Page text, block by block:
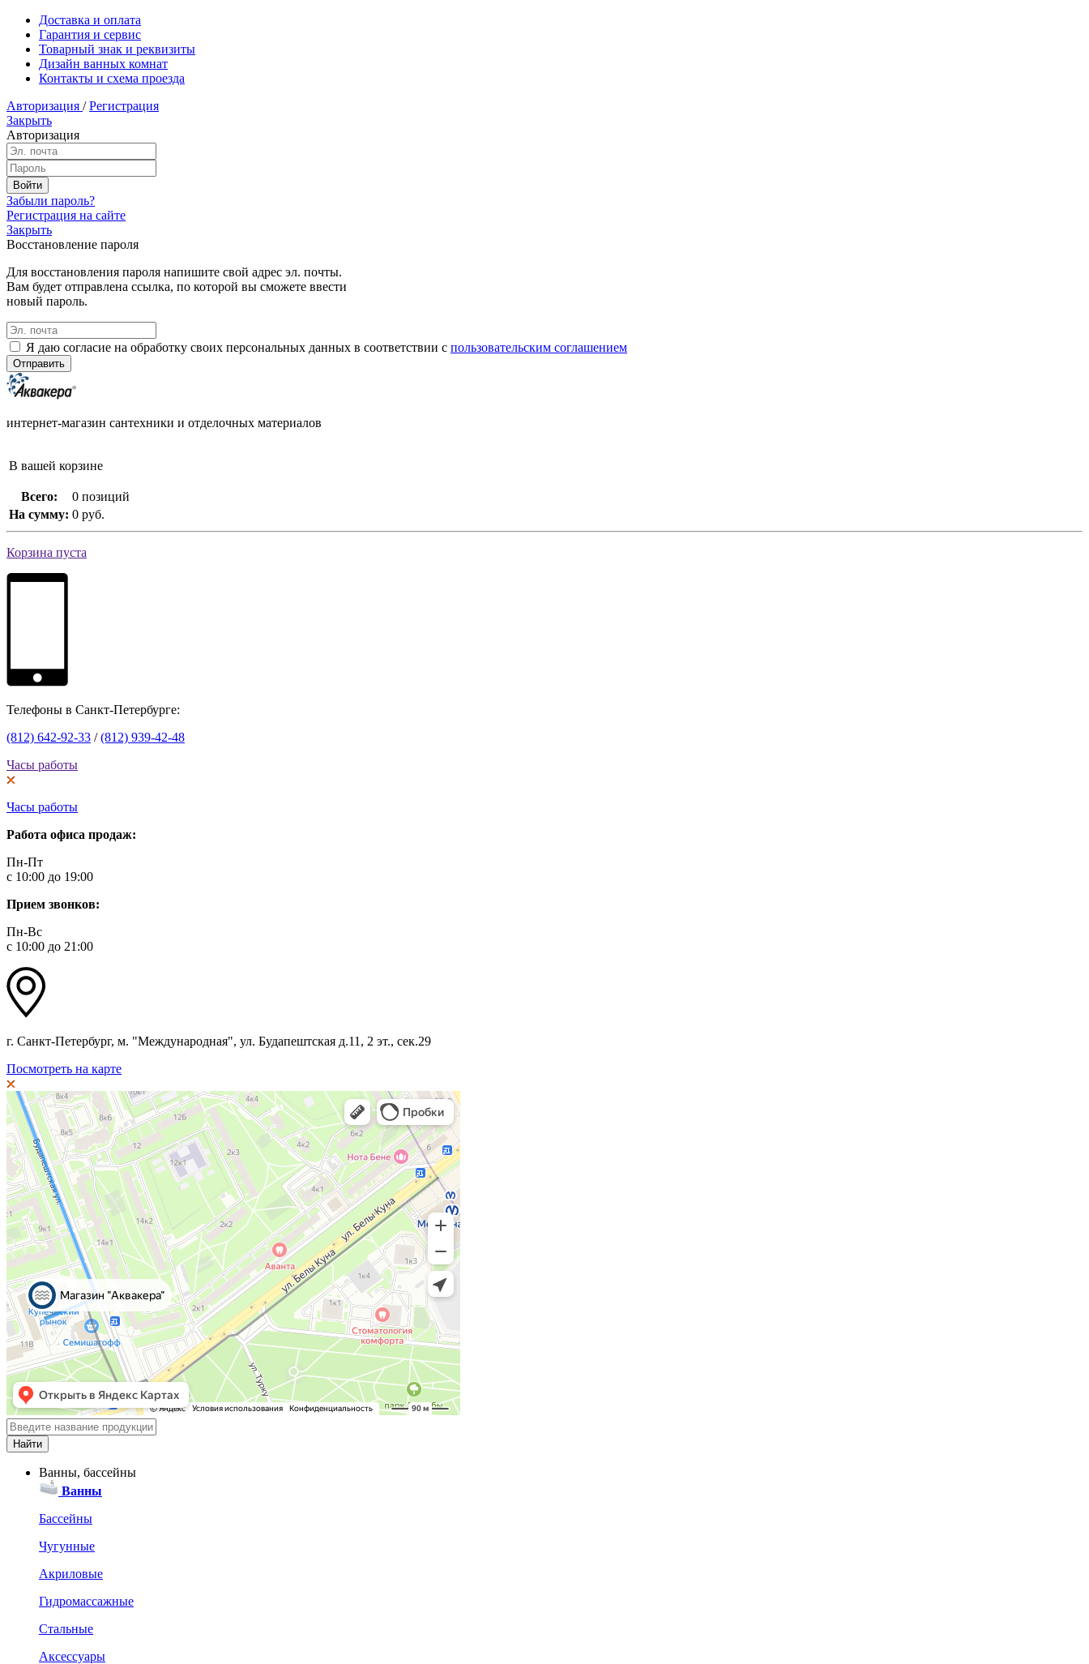
Доставка и оплата
Гарантия и сервис
Товарный знак и реквизиты
Дизайн ванных комнат
Контакты и схема проезда
Авторизация / Регистрация
Закрыть
Авторизация
Забыли пароль?
Регистрация на сайте
Закрыть
Восстановление пароля
Для восстановления пароля напишите свой адрес эл. почты.
Вам будет отправлена ссылка, по которой вы сможете ввести
новый пароль.
Я даю согласие на обработку своих персональных данных в соответствии с пользовательским соглашением
интернет-магазин сантехники и отделочных материалов
В вашей корзине
Всего:
0 позиций
На сумму: 0 руб.
Корзина пуста
Телефоны в Санкт-Петербурге:
(812) 642-92-33 /(812) 939-42-48
Часы работы
Часы работы
Работа офиса продаж:
Пн-Пт
с 10:00 до 19:00
Прием звонков:
Пн-Вс
с 10:00 до 21:00
г. Санкт-Петербург, м. "Международная", ул. Будапештская д.11, 2 эт., сек.29
Посмотреть на карте
Ванны, бассейны
Ванны
Бассейны
Чугунные
Акриловые
Гидромассажные
Стальные
Аксессуары